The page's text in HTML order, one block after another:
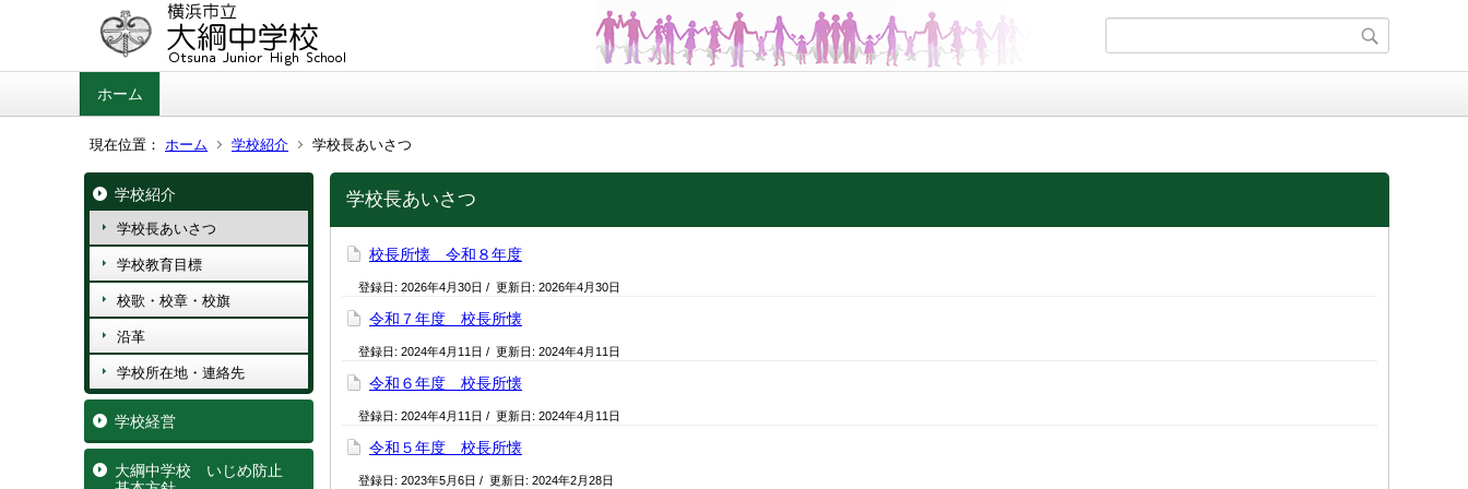
ホーム
現在位置： ホーム 学校紹介 学校長あいさつ
学校紹介
学校長あいさつ
学校教育目標
校歌・校章・校旗
沿革
学校所在地・連絡先
学校経営
大綱中学校 いじめ防止
学校長あいさつ
校長所懐 令和８年度
登録日: 2026年4月30日 / 更新日: 2026年4月30日
令和７年度 校長所懐
登録日: 2024年4月11日 / 更新日: 2024年4月11日
令和６年度 校長所懐
登録日: 2024年4月11日 / 更新日: 2024年4月11日
令和５年度 校長所懐
登録日: 2023年5月6日 / 更新日: 2024年2月28日